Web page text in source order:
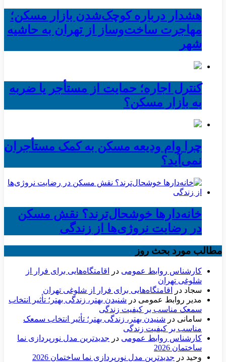
هشدار درباره کوچک‌شدن بازار مسکن؛
مهاجرت ساخت‌وساز از تهران به حاشیه‌
شهر
کنترل اجاره؛ حمایت از مستأجر یا ضربه
به بازار مسکن؟
چرا وام ودیعه مسکن به کمک مستأجران
نمی‌آید؟
خانه‌دارها خوشحال‌ترند؟ نقش مسکن
در رضایت نروژی‌ها از زندگی
مطالب مورد بحث روز
کارشناس روابط عمومی در
اقامتگاه‌هایی برای فرار از
شلوغی تهران
سجاد در
اقامتگاه‌هایی برای فرار از شلوغی تهران
مدیر روابط عمومی در شنیدن بهتر، زندگی بهتر؛ تأثیر انتخاب
سمعک مناسب بر کیفیت زندگی
سامانی در شنیدن بهتر، زندگی بهتر؛ تأثیر انتخاب سمعک
مناسب بر کیفیت زندگی
کارشناس روابط عمومی در جدیدترین مدل نورپردازی نما
ساختمان 2026
وحید در جدیدترین مدل نورپردازی نما ساختمان 2026